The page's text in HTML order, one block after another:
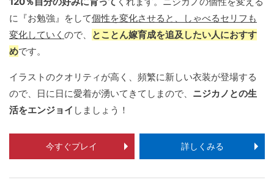
に『お勉強』をして個性を変化させると、しゃべるセリフも
変化していく ので、
とことん嫁育成を追及したい人におすす
めです。
イラストのクオリティが高く、頻繁に新しい衣装が登場する
ので、日に日に愛着が湧いてきてしまので、 ニジカノとの生
活をエンジョイ しましょう！
今すぐプレイ 詳しくみる